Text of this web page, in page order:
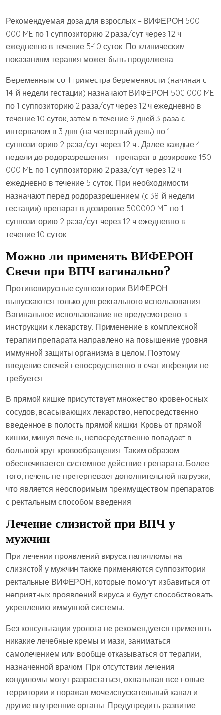
Рекомендуемая доза для взрослых – ВИФЕРОН 500
000 ME по 1 суппозиторию 2 раза/сут через 12 ч
ежедневно в течение 5-10 суток. По клиническим
показаниям терапия может быть продолжена.
Беременным со II триместра беременности (начиная с
14-й недели гестации) назначают ВИФЕРОН 500 000 ME
по 1 суппозиторию 2 раза/сут через 12 ч ежедневно в
течение 10 суток, затем в течение 9 дней 3 раза с
интервалом в 3 дня (на четвертый день) по 1
суппозиторию 2 раза/сут через 12 ч.. Далее каждые 4
недели до родоразрешения – препарат в дозировке 150
000 ME по 1 суппозиторию 2 раза/сут через 12 ч
ежедневно в течение 5 суток. При необходимости
назначают перед родоразрешением (с 38-й недели
гестации) препарат в дозировке 500000 ME по 1
суппозиторию 2 раза/сут через 12 ч ежедневно в
течение 10 суток.
Можно ли применять ВИФЕРОН
Свечи при ВПЧ вагинально?
Противовирусные суппозитории ВИФЕРОН
выпускаются только для ректального использования.
Вагинальное использование не предусмотрено в
инструкции к лекарству. Применение в комплексной
терапии препарата направлено на повышение уровня
иммунной защиты организма в целом. Поэтому
введение свечей непосредственно в очаг инфекции не
требуется.
В прямой кишке присутствует множество кровеносных
сосудов, всасывающих лекарство, непосредственно
введенное в полость прямой кишки. Кровь от прямой
кишки, минуя печень, непосредственно попадает в
большой круг кровообращения. Таким образом
обеспечивается системное действие препарата. Более
того, печень не претерпевает дополнительной нагрузки,
что является неоспоримым преимуществом препаратов
с ректальным способом введения.
Лечение слизистой при ВПЧ у
мужчин
При лечении проявлений вируса папилломы на
слизистой у мужчин также применяются суппозитории
ректальные ВИФЕРОН, которые помогут избавиться от
неприятных проявлений вируса и будут способствовать
укреплению иммунной системы.
Без консультации уролога не рекомендуется применять
никакие лечебные кремы и мази, заниматься
самолечением или вообще отказываться от терапии,
назначенной врачом. При отсутствии лечения
кондиломы могут разрастаться, охватывая все новые
территории и поражая мочеиспускательный канал и
другие внутренние органы. Предупредить развитие